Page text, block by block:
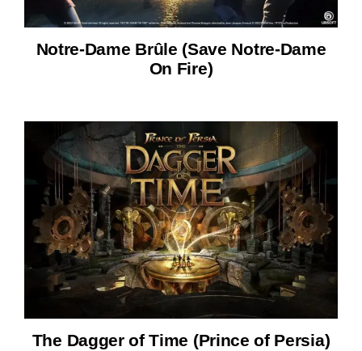
Notre-Dame Brûle (Save Notre-Dame
On Fire)
The Dagger of Time (Prince of Persia)